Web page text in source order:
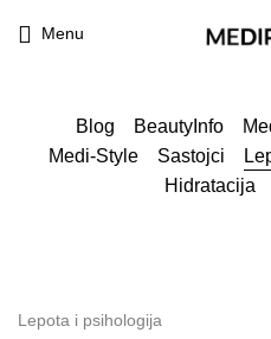
Menu
Blog BeautyInfo
Medi-Style
Sastojci
Hidratacija
Lepota i psihologija